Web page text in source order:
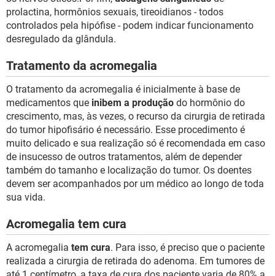
prolactina, hormônios sexuais, tireoidianos - todos
controlados pela hipófise - podem indicar funcionamento
desregulado da glândula.
Tratamento da acromegalia
O tratamento da acromegalia é inicialmente à base de
medicamentos que inibem a produção do hormônio do
crescimento, mas, às vezes, o recurso da cirurgia de retirada
do tumor hipofisário é necessário. Esse procedimento é
muito delicado e sua realização só é recomendada em caso
de insucesso de outros tratamentos, além de depender
também do tamanho e localização do tumor. Os doentes
devem ser acompanhados por um médico ao longo de toda
sua vida.
Acromegalia tem cura
A acromegalia tem cura. Para isso, é preciso que o paciente
realizada a cirurgia de retirada do adenoma. Em tumores de